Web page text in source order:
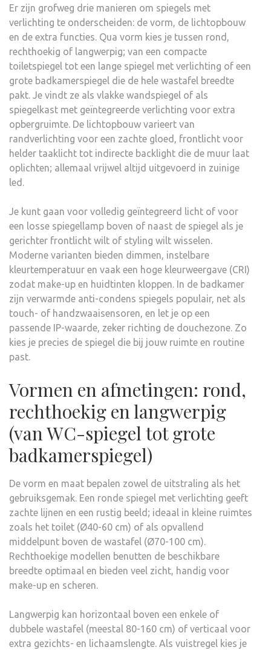
Er zijn grofweg drie manieren om spiegels met
verlichting te onderscheiden: de vorm, de lichtopbouw
en de extra functies. Qua vorm kies je tussen rond,
rechthoekig of langwerpig; van een compacte
toiletspiegel tot een lange spiegel met verlichting of een
grote badkamerspiegel die de hele wastafel breedte
pakt. Je vindt ze als vlakke wandspiegel of als
spiegelkast met geïntegreerde verlichting voor extra
opbergruimte. De lichtopbouw varieert van
randverlichting voor een zachte gloed, frontlicht voor
helder taaklicht tot indirecte backlight die de muur laat
oplichten; allemaal vrijwel altijd uitgevoerd in zuinige
led.
Je kunt gaan voor volledig geïntegreerd licht of voor
een losse spiegellamp boven of naast de spiegel als je
gerichter frontlicht wilt of styling wilt wisselen.
Moderne varianten bieden dimmen, instelbare
kleurtemperatuur en vaak een hoge kleurweergave (CRI)
zodat make-up en huidtinten kloppen. In de badkamer
zijn verwarmde anti-condens spiegels populair, net als
touch- of handzwaaisensoren, en let je op een
passende IP-waarde, zeker richting de douchezone. Zo
kies je precies de spiegel die bij jouw ruimte en routine
past.
Vormen en afmetingen: rond,
rechthoekig en langwerpig
(van WC-spiegel tot grote
badkamerspiegel)
De vorm en maat bepalen zowel de uitstraling als het
gebruiksgemak. Een ronde spiegel met verlichting geeft
zachte lijnen en een rustig beeld; ideaal in kleine ruimtes
zoals het toilet (Ø40-60 cm) of als opvallend
middelpunt boven de wastafel (Ø70-100 cm).
Rechthoekige modellen benutten de beschikbare
breedte optimaal en bieden veel zicht, handig voor
make-up en scheren.
Langwerpig kan horizontaal boven een enkele of
dubbele wastafel (meestal 80-160 cm) of verticaal voor
extra gezichts- en lichaamslengte. Als vuistregel kies je